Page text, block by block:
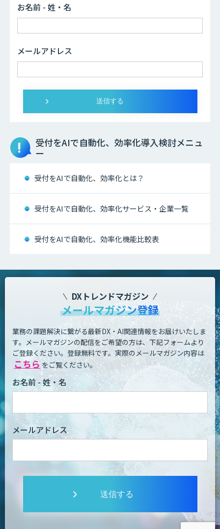
お名前 - 姓・名
メールアドレス
受付をAIで自動化、効率化導入検討メニュ
ー
受付をAIで自動化、効率化とは？
受付をAIで自動化、効率化サービス・企業一覧
受付をAIで自動化、効率化機能比較表
DXトレンドマガジン
メールマガジン登録
業務の課題解決に繋がる最新DX・AI関連情報をお届けいたしま
す。 メールマガジンの配信をご希望の方は、下記フォームより
ご登録ください。登録無料です。 実際のメールマガジン内容は
こちら をご覧ください。
お名前 - 姓・名
メールアドレス
送信する